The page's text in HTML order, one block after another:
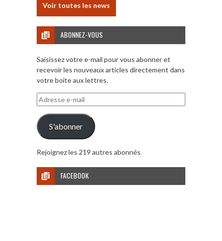
Voir toutes les news
ABONNEZ-VOUS
Saisissez votre e-mail pour vous abonner et
recevoir les nouveaux articles directement dans
votre boite aux lettres.
Adresse
e-
mail
S'abonner
Rejoignez les 219 autres abonnés
FACEBOOK